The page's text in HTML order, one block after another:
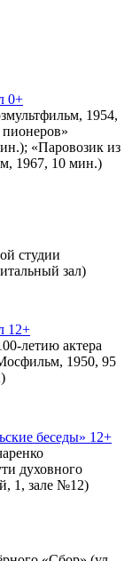
0+
1954,
«Паровозик из
1967, 10 мин.)
студии
зал)
12+
летию актера
1950, 95
беседы» 12+
духовного
1, зале №12)